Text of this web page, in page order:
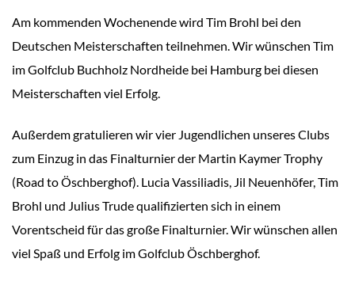
Am kommenden Wochenende wird Tim Brohl bei den
Deutschen Meisterschaften teilnehmen. Wir wünschen Tim
im Golfclub Buchholz Nordheide bei Hamburg bei diesen
Meisterschaften viel Erfolg.
Außerdem gratulieren wir vier Jugendlichen unseres Clubs
zum Einzug in das Finalturnier der Martin Kaymer Trophy
(Road to Öschberghof). Lucia Vassiliadis, Jil Neuenhöfer, Tim
Brohl und Julius Trude qualifizierten sich in einem
Vorentscheid für das große Finalturnier. Wir wünschen allen
viel Spaß und Erfolg im Golfclub Öschberghof.